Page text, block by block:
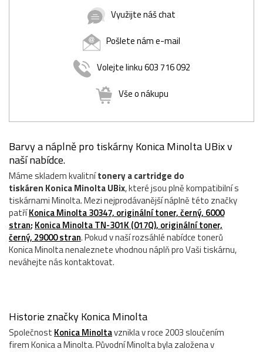
Využijte náš chat
Pošlete nám e-mail
Volejte linku 603 716 092
Vše o nákupu
Barvy a náplně pro tiskárny Konica Minolta UBix v
naší nabídce.
Máme skladem kvalitnítonery a cartridge do
tiskáren Konica Minolta UBix, které jsou plně kompatibilní s
tiskárnami Minolta. Mezi nejprodávanější náplně této značky
patříKonica Minolta 30347, originální toner, černý, 6000
stran; Konica Minolta TN-301K (017Q), originální toner,
černý, 29000 stran. Pokud v naší rozsáhlé nabídce tonerů
Konica Minolta nenaleznete vhodnou náplň pro Vaši tiskárnu,
neváhejte nás kontaktovat.
Historie značky Konica Minolta
Společnost Konica Minoltavznikla v roce 2003 sloučením
firem Konica a Minolta. Původní Minolta byla založena v